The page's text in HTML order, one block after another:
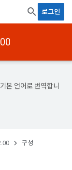
로그인
본 언어로 번역합니
구성